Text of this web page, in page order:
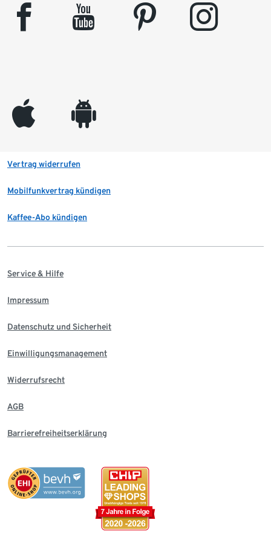
facebook youtube pinterest instagram
appleinc android
Vertrag widerrufen
Mobilfunkvertrag kündigen
Kaffee-Abo kündigen
Service & Hilfe
Impressum
Datenschutz und Sicherheit
Einwilligungsmanagement
Widerrufsrecht
AGB
Barrierefreiheitserklärung